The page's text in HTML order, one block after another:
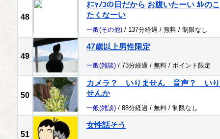
48
ｵﾆｬﾉｺの日だから お腹いたーい ｶﾚの
たくなーい
一般(その他) / 137分経過 / 無料 / 制限なし
49
47歳以上男性限定
一般(雑談) / 73分経過 / 無料 / ポイント限定
50
カメラ？ いりません 音声？ いり
せんか
一般(雑談) / 88分経過 / 無料 / 制限なし
51
女性話そう